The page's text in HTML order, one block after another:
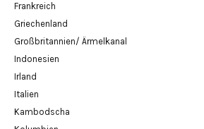
Frankreich
Griechenland
Großbritannien/ Ärmelkanal
Indonesien
Irland
Italien
Kambodscha